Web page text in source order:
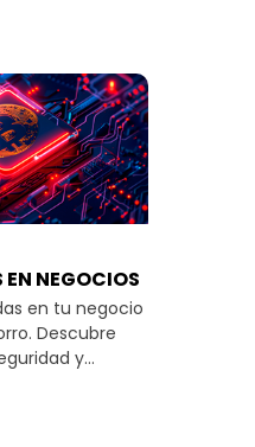
NEGOCIOS
en tu negocio
Descubre
y